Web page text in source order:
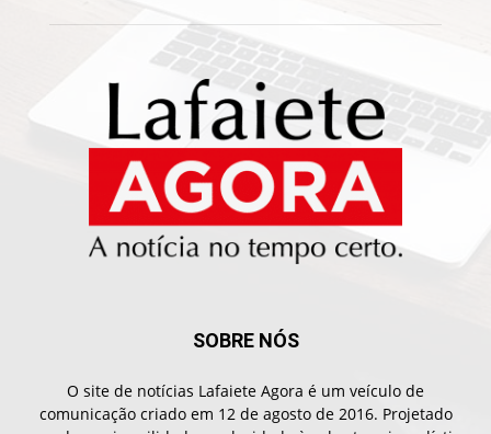
SOBRE NÓS
O site de notícias Lafaiete Agora é um veículo de
comunicação criado em 12 de agosto de 2016. Projetado